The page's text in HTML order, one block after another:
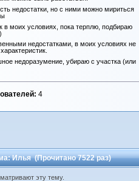
недостатки, но с ними можно мириться
в моих условиях, пока терплю, подбираю
недостатками, в моих условиях не
недоразумение, убираю с участка (или
4
Илья (Прочитано 7522 раз)
эту тему.